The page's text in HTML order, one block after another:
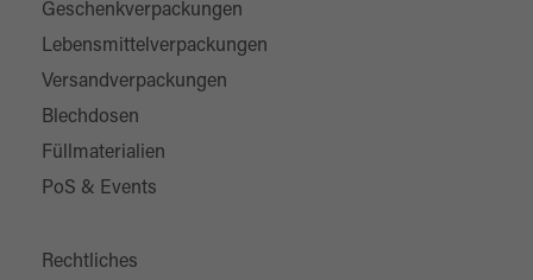
Geschenkverpackungen
Lebensmittelverpackungen
Versandverpackungen
Blechdosen
Füllmaterialien
PoS & Events
Rechtliches